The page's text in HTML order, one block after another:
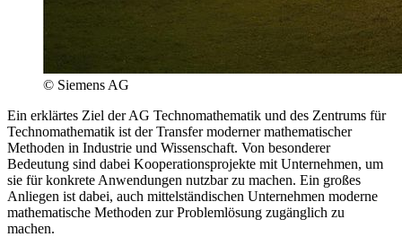
© Siemens AG
Ein erklärtes Ziel der AG Technomathematik und des Zentrums für
Technomathematik ist der Transfer moderner mathematischer
Methoden in Industrie und Wissenschaft. Von besonderer
Bedeutung sind dabei Kooperationsprojekte mit Unternehmen, um
sie für konkrete Anwendungen nutzbar zu machen. Ein großes
Anliegen ist dabei, auch mittelständischen Unternehmen moderne
mathematische Methoden zur Problemlösung zugänglich zu
machen.